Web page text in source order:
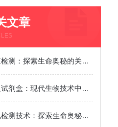
文章
细胞增殖检测：探索生命奥秘的关键技术
蛋白提取试剂盒：现代生物技术中的科研工具
细胞缺氧检测技术：探索生命奥秘的重要工具